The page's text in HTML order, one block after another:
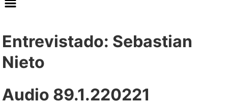
Entrevistado: Sebastian
Nieto
Audio 89.1.220221